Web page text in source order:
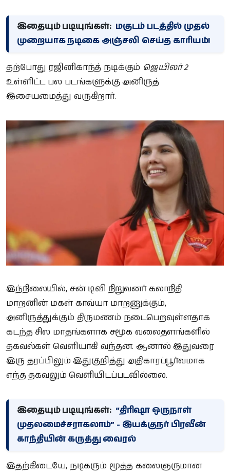
இதையும் படியுங்கள்: மகுடம் படத்தில் முதல்
முறையாக நடிகை அஞ்சலி செய்த காரியம்!
தற்போது ரஜினிகாந்த் நடிக்கும் ஜெயிலர் 2
உள்ளிட்ட பல படங்களுக்கு அனிருத்
இசையமைத்து வருகிறார்.
இந்நிலையில், சன் டிவி நிறுவனர் கலாநிதி
மாறனின் மகள் காவ்யா மாறனுக்கும்,
அனிருத்துக்கும் திருமணம் நடைபெறவுள்ளதாக
கடந்த சில மாதங்களாக சமூக வலைதளங்களில்
தகவல்கள் வெளியாகி வந்தன. ஆனால் இதுவரை
இரு தரப்பிலும் இதுகுறித்து அதிகாரப்பூர்வமாக
எந்த தகவலும் வெளியிடப்படவில்லை.
இதையும் படியுங்கள்: “திரிஷா ஒருநாள்
முதலமைச்சராகலாம்” - இயக்குநர் பிரவீன்
காந்தியின் கருத்து வைரல்
இதற்கிடையே, நடிகரும் மூத்த கலைஞருமான